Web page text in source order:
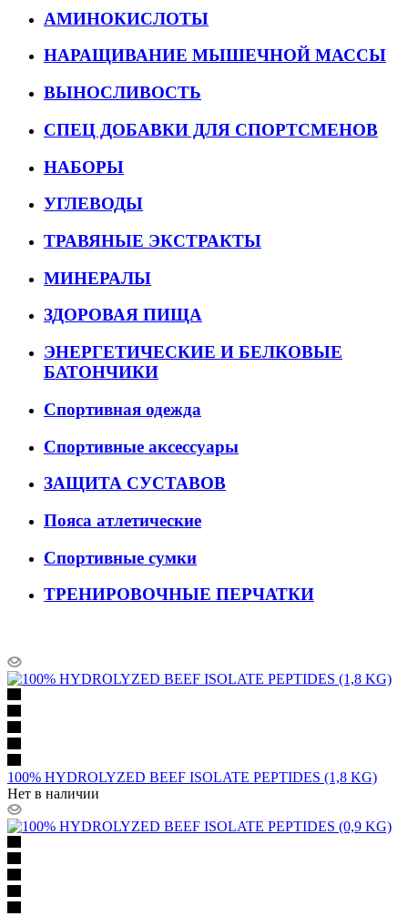
АМИНОКИСЛОТЫ
НАРАЩИВАНИЕ МЫШЕЧНОЙ МАССЫ
ВЫНОСЛИВОСТЬ
СПЕЦ ДОБАВКИ ДЛЯ СПОРТСМЕНОВ
НАБОРЫ
УГЛЕВОДЫ
ТРАВЯНЫЕ ЭКСТРАКТЫ
МИНЕРАЛЫ
ЗДОРОВАЯ ПИЩА
ЭНЕРГЕТИЧЕСКИЕ И БЕЛКОВЫЕ
БАТОНЧИКИ
Спортивная одежда
Спортивные аксессуары
ЗАЩИТА СУСТАВОВ
Пояса атлетические
Спортивные сумки
ТРЕНИРОВОЧНЫЕ ПЕРЧАТКИ
100% HYDROLYZED BEEF ISOLATE PEPTIDES (1,8 KG)
Нет в наличии